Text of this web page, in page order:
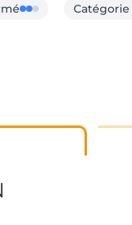
Catégorie